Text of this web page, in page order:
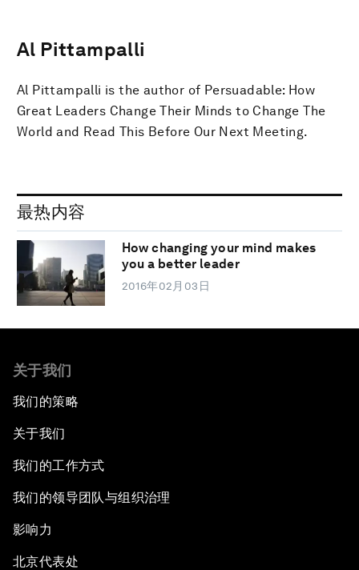
Al Pittampalli
Al Pittampalli is the author of Persuadable: How
Great Leaders Change Their Minds to Change The
World and Read This Before Our Next Meeting.
最热内容
How changing your mind makes
you a better leader
2016年02月03日
关于我们
我们的策略
关于我们
我们的工作方式
我们的领导团队与组织治理
影响力
北京代表处